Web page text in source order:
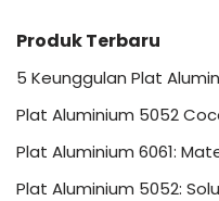
Produk Terbaru
5 Keunggulan Plat
Plat Aluminium 5052
Plat Aluminium 6061:
Plat Aluminium 5052: